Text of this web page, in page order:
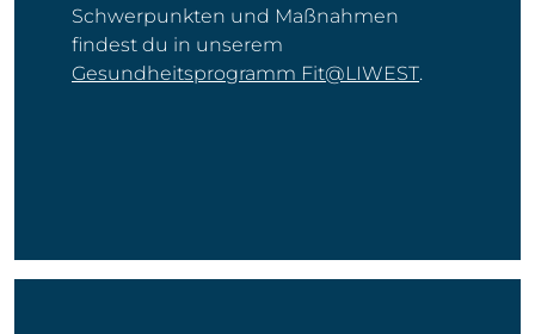
Schwerpunkten und Maßnahmen
findest du in unserem
Gesundheitsprogramm Fit@LIWEST.